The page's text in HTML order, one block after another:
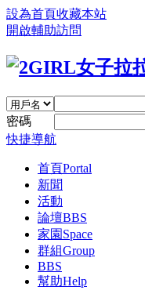
設為首頁收藏本站
開啟輔助訪問
密碼
快捷導航
首頁Portal
新聞
活動
論壇BBS
家園 Space
群組Group
BBS
幫助Help